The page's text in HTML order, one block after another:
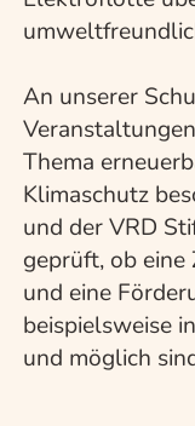
An unserer
Thema
Klimaschutz
und der VRD
geprüft, ob eine
und eine
beispielsweise
und möglich